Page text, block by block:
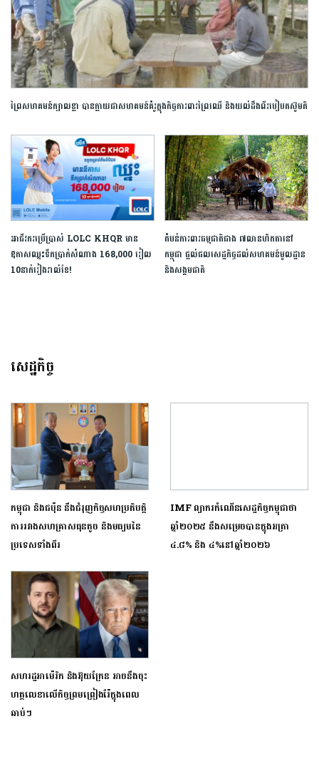
ព្រៃសហគមន៍ក្បាលខ្លា បានក្លាយជាសហគមន៍គំរូក្នុងកិច្ចការពារព្រៃឈើ និងយល់ដឹងពីរបៀបតស៊ូមតិ
អាជីវករប្រើប្រាស់ LOLC KHQR មាន
ឱកាសឈ្នះទឹកប្រាក់សំណាង 168,000 រៀល​
10នាក់រៀងរាល់ខែ!
តំបន់ការពារធម្មជាតិជាង ៧លានហិកតានៅ
កម្ពុជា ផ្ដល់ផលសេដ្ឋកិច្ចដល់សហគមន៍មូលដ្ឋាន
និងសង្គមជាតិ
សេដ្ឋកិច្ច
កម្ពុជា និងជប៉ុន នឹងជំរុញកិច្ចសហប្រតិបត្តិ
ការរវាងសហគ្រាសធុនតូច និងមធ្យមនៃ
ប្រទេសទាំងពីរ
IMF ព្យាករកំណើនសេដ្ឋកិច្ចកម្ពុជាថា
ឆ្នាំ២០២៥ នឹងសម្រេចបានក្នុងអត្រា
៤.៨% និង ៤%នៅឆ្នាំ២០២៦
សហរដ្ឋអាម៉េរិក និងអ៊ុយក្រែន អាចនឹងចុះ
ហត្ថលេខាលើកិច្ចព្រមព្រៀងរ៉ែក្នុងពេល
ឆាប់ៗ